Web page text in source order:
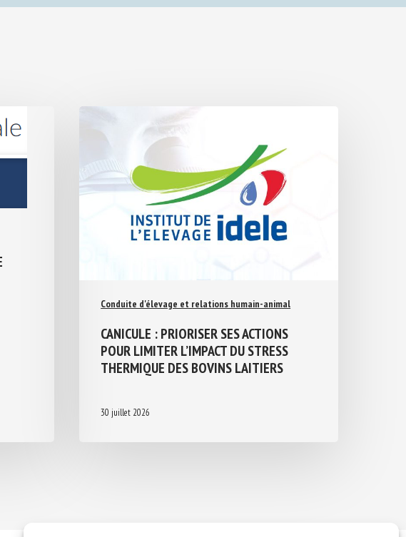
Conduite d'élevage et relations humain-animal
CANICULE : PRIORISER SES ACTIONS
POUR LIMITER L’IMPACT DU STRESS
THERMIQUE DES BOVINS LAITIERS
30 juillet 2026